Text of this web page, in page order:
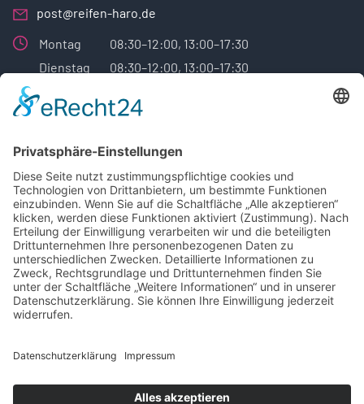
post@reifen-haro.de
Montag
08:30–12:00, 13:00–17:30
Dienstag
08:30–12:00, 13:00–17:30
Donnerstag 08:30–12:00, 13:00–17:30
Samstag
Geschlossen
Sonntag
Geschlossen
Sonderöffnungszeiten und vieles mehr,
finden Sie hier:
Google Profil der Reifen Haro GmbH
© 2025 Reifen Haro - seit 1985 in Neuss-Norf.